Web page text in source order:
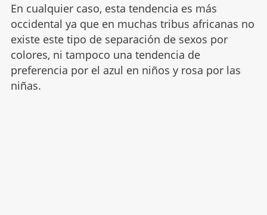
En cualquier caso, esta tendencia es más
occidental ya que en muchas tribus africanas no
existe este tipo de separación de sexos por
colores, ni tampoco una tendencia de
preferencia por el azul en niños y rosa por las
niñas.